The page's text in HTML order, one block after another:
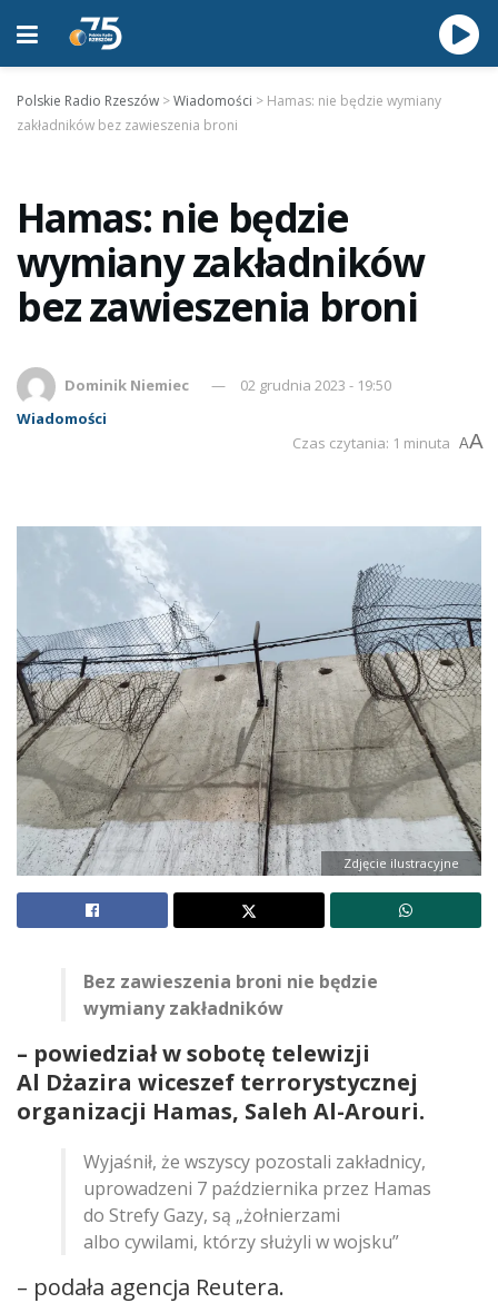
Polskie Radio Rzeszów >Wiadomości > Hamas: nie będzie wymiany
zakładników bez zawieszenia broni
Hamas: nie będzie
wymiany zakładników
bez zawieszenia broni
Dominik Niemiec
02 grudnia 2023 - 19:50
Wiadomości
Czas czytania: 1 minuta AA
Zdjęcie ilustracyjne
Bez zawieszenia broni nie będzie
wymiany zakładników
– powiedział w sobotę telewizji
Al Dżazira wiceszef terrorystycznej
organizacji Hamas, Saleh Al-Arouri.
Wyjaśnił, że wszyscy pozostali zakładnicy,
uprowadzeni 7 października przez Hamas
do Strefy Gazy, są „żołnierzami
albo cywilami, którzy służyli w wojsku”
– podała agencja Reutera.